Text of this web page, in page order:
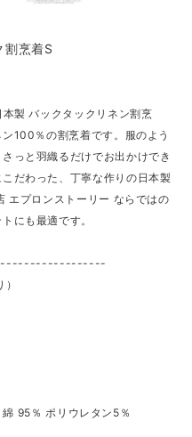
割烹着S
製 バックタックリネン割烹
100％の割烹着です。服のよう
っと羽織るだけでお出かけでき
だわった、丁寧な作りの日本製
エプロンストーリー ならではの
にも最適です。
95％ ポリウレタン5％